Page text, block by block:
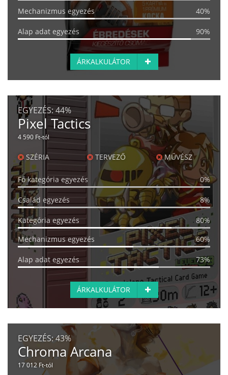
Mechanizmus egyezés 40%
Alap adat egyezés 90%
ÁRKALKULÁTOR
EGYEZÉS: 44%
Pixel Tactics
4 590 Ft-tól
SZÉRIA TERVEZŐ MŰVÉSZ
Fő kategória egyezés 0%
Család egyezés 8%
Kategória egyezés
80%
Mechanizmus egyezés
60%
Alap adat egyezés 73%
ÁRKALKULÁTOR
EGYEZÉS: 43%
Chroma Arcana
17 012 Ft-tól